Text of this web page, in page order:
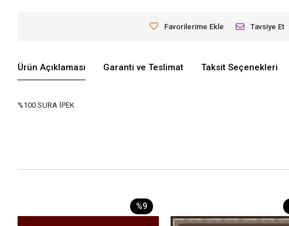
Favorilerime Ekle Tavsiye Et
Ürün Açıklaması Garanti ve Teslimat Taksit Seçenekleri
%100 SURA İPEK
%9